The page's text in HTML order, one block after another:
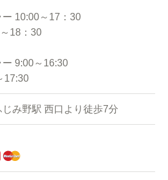
10:00～17：30
18：30
9:00～16:30
17:30
み野駅 西口より徒歩7分